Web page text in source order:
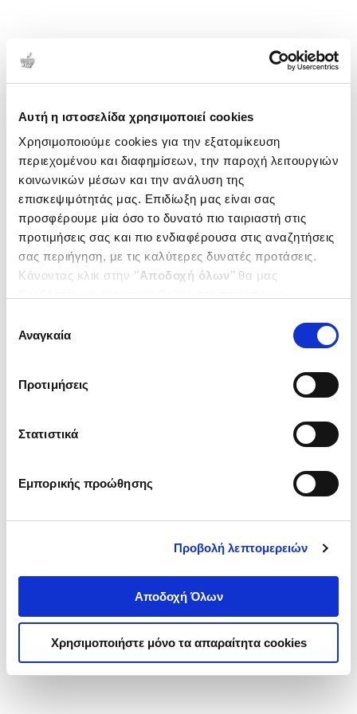
Αυτή η ιστοσελίδα χρησιμοποιεί cookies
Χρησιμοποιούμε cookies για την εξατομίκευση
περιεχομένου και διαφημίσεων, την παροχή λειτουργιών
κοινωνικών μέσων και την ανάλυση της
επισκεψιμότητάς μας. Επιδίωξη μας είναι σας
προσφέρουμε μία όσο το δυνατό πιο ταιριαστή στις
προτιμήσεις σας και πιο ενδιαφέρουσα στις αναζητήσεις
σας περιήγηση, με τις καλύτερες δυνατές προτάσεις.
Κάνοντας κλικ στην ‘’Αποδοχή όλων’’ θα μας
ενδιαφέρουν και να επιλέξετε από τα παρακάτω με την
΄΄και να ενημερωθείτε σχετικά με
συγκατάθεσης
Αναγκαία
Προτιμήσεις
Στατιστικά
Εμπορικής προώθησης
Προβολή λεπτομερειών
Αποδοχή Όλων
Χρησιμοποιήστε μόνο τα απαραίτητα cookies